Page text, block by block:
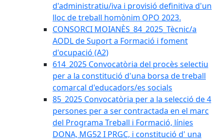
d'administratiu/iva i provisió definitiva d'un
lloc de treball homònim OPO 2023.
CONSORCI MOIANÈS_84_2025_Tècnic/a
AODL de Suport a Formació i foment
d'ocupació (A2)
614_2025 Convocatòria del procès selectiu
per a la constitució d'una borsa de treball
comarcal d'educadors/es socials
85_2025 Convocatòria per a la selecció de 4
persones per a ser contractada en el marc
del Programa Treball i Formació, línies
DONA, MG52 I PRGC, i constitució d' una